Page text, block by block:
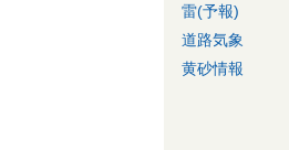
雷(予報)
道路気象
黄砂情報